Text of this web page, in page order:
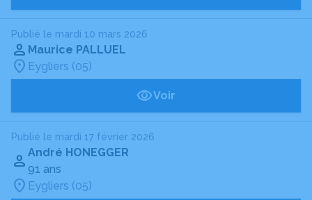
Publié le mardi 10 mars 2026
Maurice PALLUEL
Eygliers (05)
Voir
Publié le mardi 17 février 2026
André HONEGGER
91 ans
Eygliers (05)